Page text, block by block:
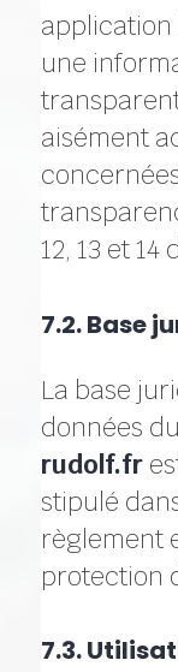
application
une
aisément
12, 13 et 14
7.2. Base
La base
données
rudolf.fr
stipulé
règlement
protection
7.3.